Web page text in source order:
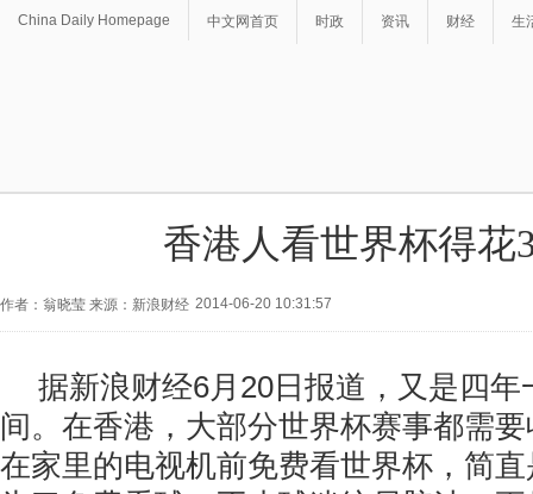
China Daily Homepage 中文网首页 时政 资讯 财经 生
香港人看世界杯得花
作者：翁晓莹 来源：新浪财经 2014-06-20 10:31:57
据新浪财经6月20日报道，又是四年
间。在香港，大部分世界杯赛事都需
在家里的电视机前免费看世界杯，简直